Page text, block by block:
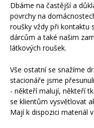
Dbáme na častější a
povrchy na
roušky vždy při kontaktu
dárcům a také našim
látkových roušek.
Vše ostatní se snažíme
stacionáře jsme
- někteří malují, někteří
se klientům vysvětlovat
Mají k dispozici materiál